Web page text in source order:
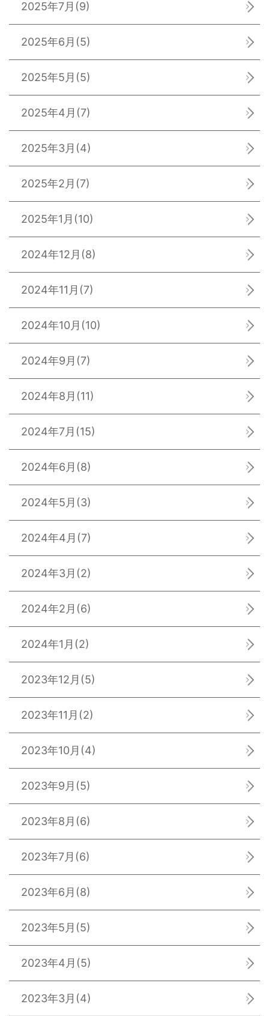
2025年7月 (9)
2025年6月 (5)
2025年5月 (5)
2025年4月 (7)
2025年3月 (4)
2025年2月 (7)
2025年1月 (10)
2024年12月 (8)
2024年11月 (7)
2024年10月 (10)
2024年9月 (7)
2024年8月 (11)
2024年7月 (15)
2024年6月 (8)
2024年5月 (3)
2024年4月 (7)
2024年3月 (2)
2024年2月 (6)
2024年1月 (2)
2023年12月 (5)
2023年11月 (2)
2023年10月 (4)
2023年9月 (5)
2023年8月 (6)
2023年7月 (6)
2023年6月 (8)
2023年5月 (5)
2023年4月 (5)
2023年3月 (4)